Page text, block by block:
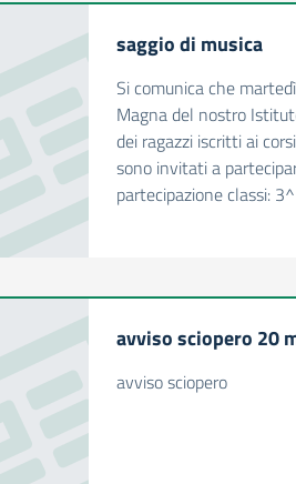
saggio di musica
Si comunica che
Magna del nostro
dei ragazzi iscritti ai
sono invitati a
partecipazione classi:
avviso sciopero 20
avviso sciopero